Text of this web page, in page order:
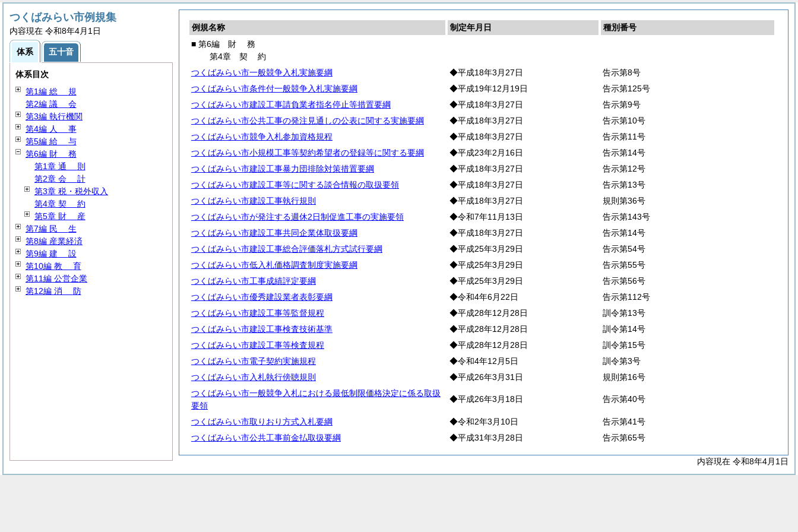
例規名称 制定年月日
種別番号
■ 第6編 財 務
第4章 契約
つくばみらい市一般競争入札実施要綱
◆平成18年3月27日
告示第8号
つくばみらい市条件付一般競争入札実施要綱
◆平成19年12月19日
告示第125号
つくばみらい市建設工事請負業者指名停止等措置要綱
◆平成18年3月27日
告示第9号
つくばみらい市公共工事の発注見通しの公表に関する実施要綱
◆平成18年3月27日
告示第10号
つくばみらい市競争入札参加資格規程
◆平成18年3月27日
告示第11号
つくばみらい市小規模工事等契約希望者の登録等に関する要綱
◆平成23年2月16日
告示第14号
つくばみらい市建設工事暴力団排除対策措置要綱
◆平成18年3月27日
告示第12号
つくばみらい市建設工事等に関する談合情報の取扱要領
◆平成18年3月27日
告示第13号
つくばみらい市建設工事執行規則
◆平成18年3月27日
規則第36号
つくばみらい市が発注する週休2日制促進工事の実施要領
◆令和7年11月13日
告示第143号
つくばみらい市建設工事共同企業体取扱要綱
◆平成18年3月27日
告示第14号
つくばみらい市建設工事総合評価落札方式試行要綱
◆平成25年3月29日
告示第54号
つくばみらい市低入札価格調査制度実施要綱
◆平成25年3月29日
告示第55号
つくばみらい市工事成績評定要綱
◆平成25年3月29日
告示第56号
つくばみらい市優秀建設業者表彰要綱
◆令和4年6月22日
告示第112号
つくばみらい市建設工事等監督規程
◆平成28年12月28日
訓令第13号
つくばみらい市建設工事検査技術基準
◆平成28年12月28日
訓令第14号
つくばみらい市建設工事等検査規程
◆平成28年12月28日
訓令第15号
つくばみらい市電子契約実施規程
◆令和4年12月5日
訓令第3号
つくばみらい市入札執行傍聴規則
◆平成26年3月31日
規則第16号
つくばみらい市一般競争入札における最低制限価格決定に係る取扱
要領
◆平成26年3月18日 告示第40号
つくばみらい市取りおり方式入札要綱 ◆令和2年3月10日
告示第41号
つくばみらい市公共工事前金払取扱要綱
◆平成31年3月28日 告示第65号
内容現在 令和8年4月1日
つくばみらい市例規集
内容現在 令和8年4月1日
体系 五十音
体系目次
第1編 総 規
第2編 議 会
第3編 執行機関
第4編 人 事
第5編 給 与
第6編 財 務
第1章 通 則
第2章 会 計
第3章 税・税外収入
第4章 契 約
第5章 財 産
第7編 民 生
第8編 産業経済
第9編 建 設
第10編 教 育
第11編 公営企業
第12編 消 防